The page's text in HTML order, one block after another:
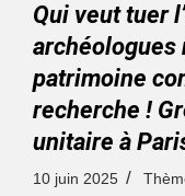
Qui veut tuer
archéologues
patrimoine
recherche !
unitaire à
10 juin 2025